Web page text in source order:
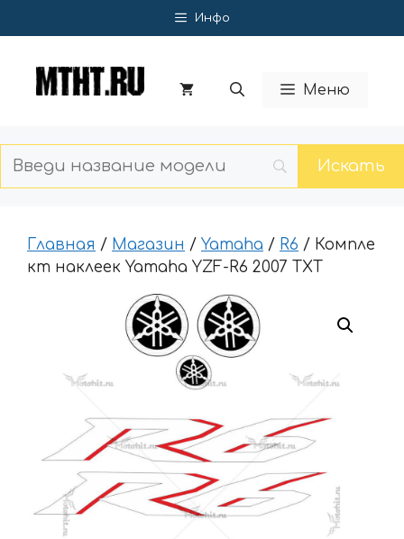
к
Инфо
Меню
Главная / Магазин / Yamaha / R6 / Компле
кт наклеек Yamaha YZF-R6 2007 TXT